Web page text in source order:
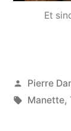
Et
Publié
par
Pierre
Manette,